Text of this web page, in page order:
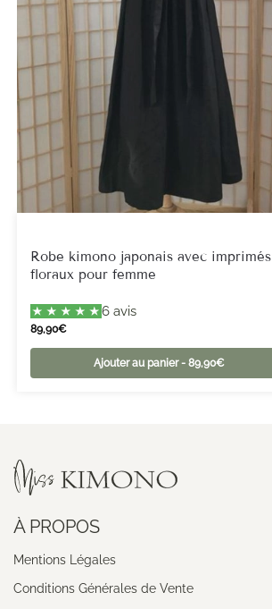
Robe kimono japonais avec imprimés
floraux pour femme
6 avis
89,90€
Ajouter au panier - 89,90€
À PROPOS
Mentions Légales
Conditions Générales de Vente